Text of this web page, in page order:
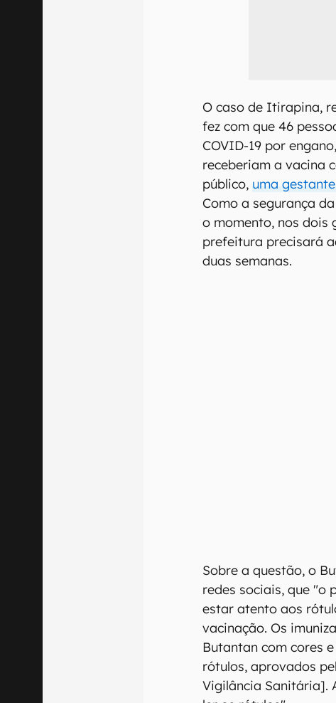
O caso de Itirapina,
fez com que 46
COVID-19 por
receberiam a vacina
público, uma
Como a segurança
o momento, nos dois
prefeitura precisará
duas semanas.
Sobre a questão, o
redes sociais, que "o
estar atento aos
vacinação. Os
Butantan com cores
rótulos, aprovados
Vigilância Sanitária].